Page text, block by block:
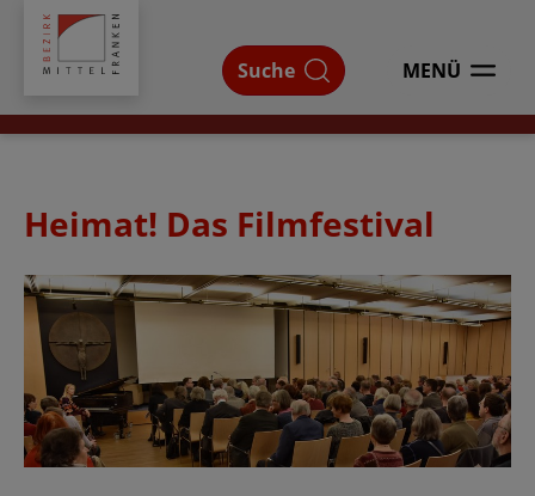
Bezirk
Mittelfranken
Suche
MENÜ
Heimat! Das Filmfestival